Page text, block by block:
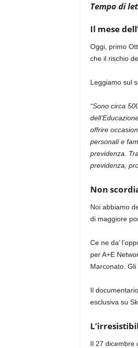
Tempo di
Il mese
Oggi, primo
che il rischio
Leggiamo sul
“Sono circa
offrire
personali e
previdenza.
previdenza,
Non
Noi abbiamo
di maggiore
Ce ne da’
per A+E
Marconato. Gli
Il
esclusiva su
Il 27 dicembre